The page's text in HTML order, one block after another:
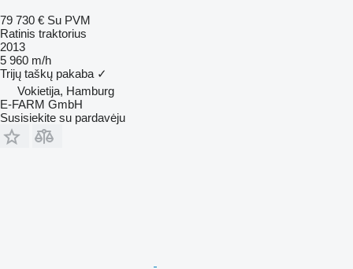
79 730 € Su PVM
Ratinis traktorius
2013
5 960 m/h
Trijų taškų pakaba ✓
Vokietija, Hamburg
E-FARM GmbH
Susisiekite su pardavėju